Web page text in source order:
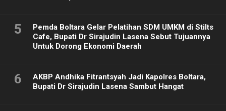
5
Pemda Boltara Gelar Pelatihan SDM UMKM di Stilts
Cafe, Bupati Dr Sirajudin Lasena Sebut Tujuannya
Untuk Dorong Ekonomi Daerah
6
AKBP Andhika Fitrantsyah Jadi Kapolres Boltara,
Bupati Dr Sirajudin Lasena Sambut Hangat